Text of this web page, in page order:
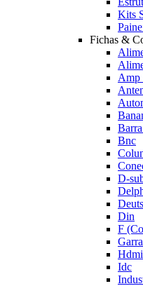
Kits
Fichas &
Amp
Bnc
D-
Din
F
Hdmi
Idc